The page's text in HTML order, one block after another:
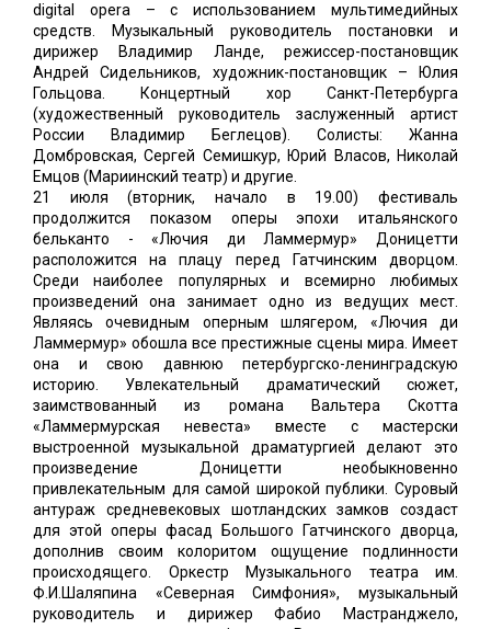
digital opera – с использованием мультимедийных
средств. Музыкальный руководитель постановки и
дирижер Владимир Ланде, режиссер-постановщик
Андрей Сидельников, художник-постановщик – Юлия
Гольцова. Концертный хор Санкт-Петербурга
(художественный руководитель заслуженный артист
России Владимир Беглецов). Солисты: Жанна
Домбровская, Сергей Семишкур, Юрий Власов, Николай
Емцов (Мариинский театр) и другие.
21 июля (вторник, начало в 19.00) фестиваль
продолжится показом оперы эпохи итальянского
бельканто - «Лючия ди Ламмермур» Доницетти
расположится на плацу перед Гатчинским дворцом.
Среди наиболее популярных и всемирно любимых
произведений она занимает одно из ведущих мест.
Являясь очевидным оперным шлягером, «Лючия ди
Ламмермур» обошла все престижные сцены мира. Имеет
она и свою давнюю петербургско-ленинградскую
историю. Увлекательный драматический сюжет,
заимствованный из романа Вальтера Скотта
«Ламмермурская невеста» вместе с мастерски
выстроенной музыкальной драматургией делают это
произведение Доницетти необыкновенно
привлекательным для самой широкой публики. Суровый
антураж средневековых шотландских замков создаст
для этой оперы фасад Большого Гатчинского дворца,
дополнив своим колоритом ощущение подлинности
происходящего. Оркестр Музыкального театра им.
Ф.И.Шаляпина «Северная Симфония», музыкальный
руководитель и дирижер Фабио Мастранджело,